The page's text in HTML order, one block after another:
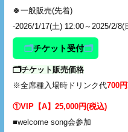
🍀一般販売(先着)
-2026/1/17(土) 12:00～2025/2/8(
🗂️チケット受付🗂️
🗂️チケット販売価格
※全席種入場時ドリンク代700
①VIP【A】25,000円(税込)
■welcome song会参加